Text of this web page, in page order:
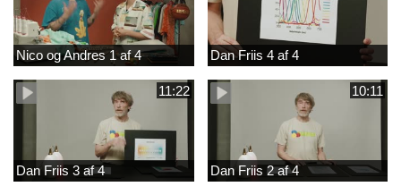
Nico og Andres 1 af 4 Dan Friis 4 af 4
11:22
Dan Friis 3 af 4
10:11
Dan Friis 2 af 4